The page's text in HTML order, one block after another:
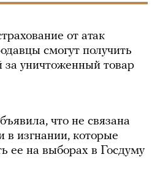
от атак
смогут получить
за уничтоженный товар
что не связана
в изгнании, которые
ее на выборах в Госдуму